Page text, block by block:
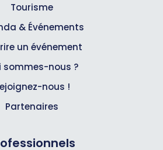
Tourisme
& Événements
un événement
sommes-nous ?
nous !
Partenaires